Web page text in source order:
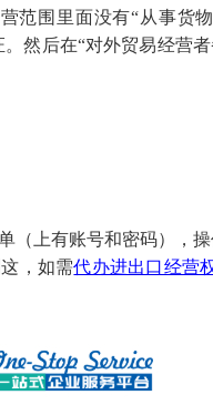
范围里面没有“从事货
然后在“对外贸易经营者
（上有账号和密码），操
，如需代办进出口经营